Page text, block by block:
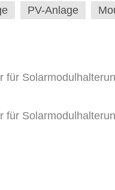
PV-Anlage
für
für